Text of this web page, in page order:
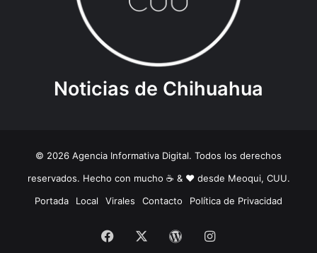
Noticias de Chihuahua
© 2026 Agencia Informativa Digital. Todos los derechos
reservados. Hecho con mucho ☕️ & ❤️ desde Meoqui, CUU.
Portada
Local Virales Contacto Política de Privacidad
Facebook WordPressInstagram